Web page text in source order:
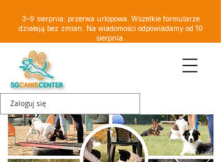
3–9 sierpnia: przerwa urlopowa. Wszelkie formularze
działają bez zmian. Na wiadomości odpowiadamy od 10
sierpnia.
Zaloguj się